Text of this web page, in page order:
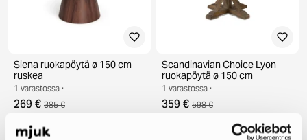
Siena ruokapöytä ø 150 cm
ruskea
1 varastossa ·
269 € 385 €
Scandinavian Choice Lyon
ruokapöytä ø 150 cm
1 varastossa ·
359 € 598 €